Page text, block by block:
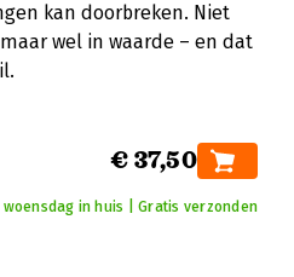
kan doorbreken. Niet
wel in waarde – en dat
€ 37,50
woensdag in huis | Gratis verzonden